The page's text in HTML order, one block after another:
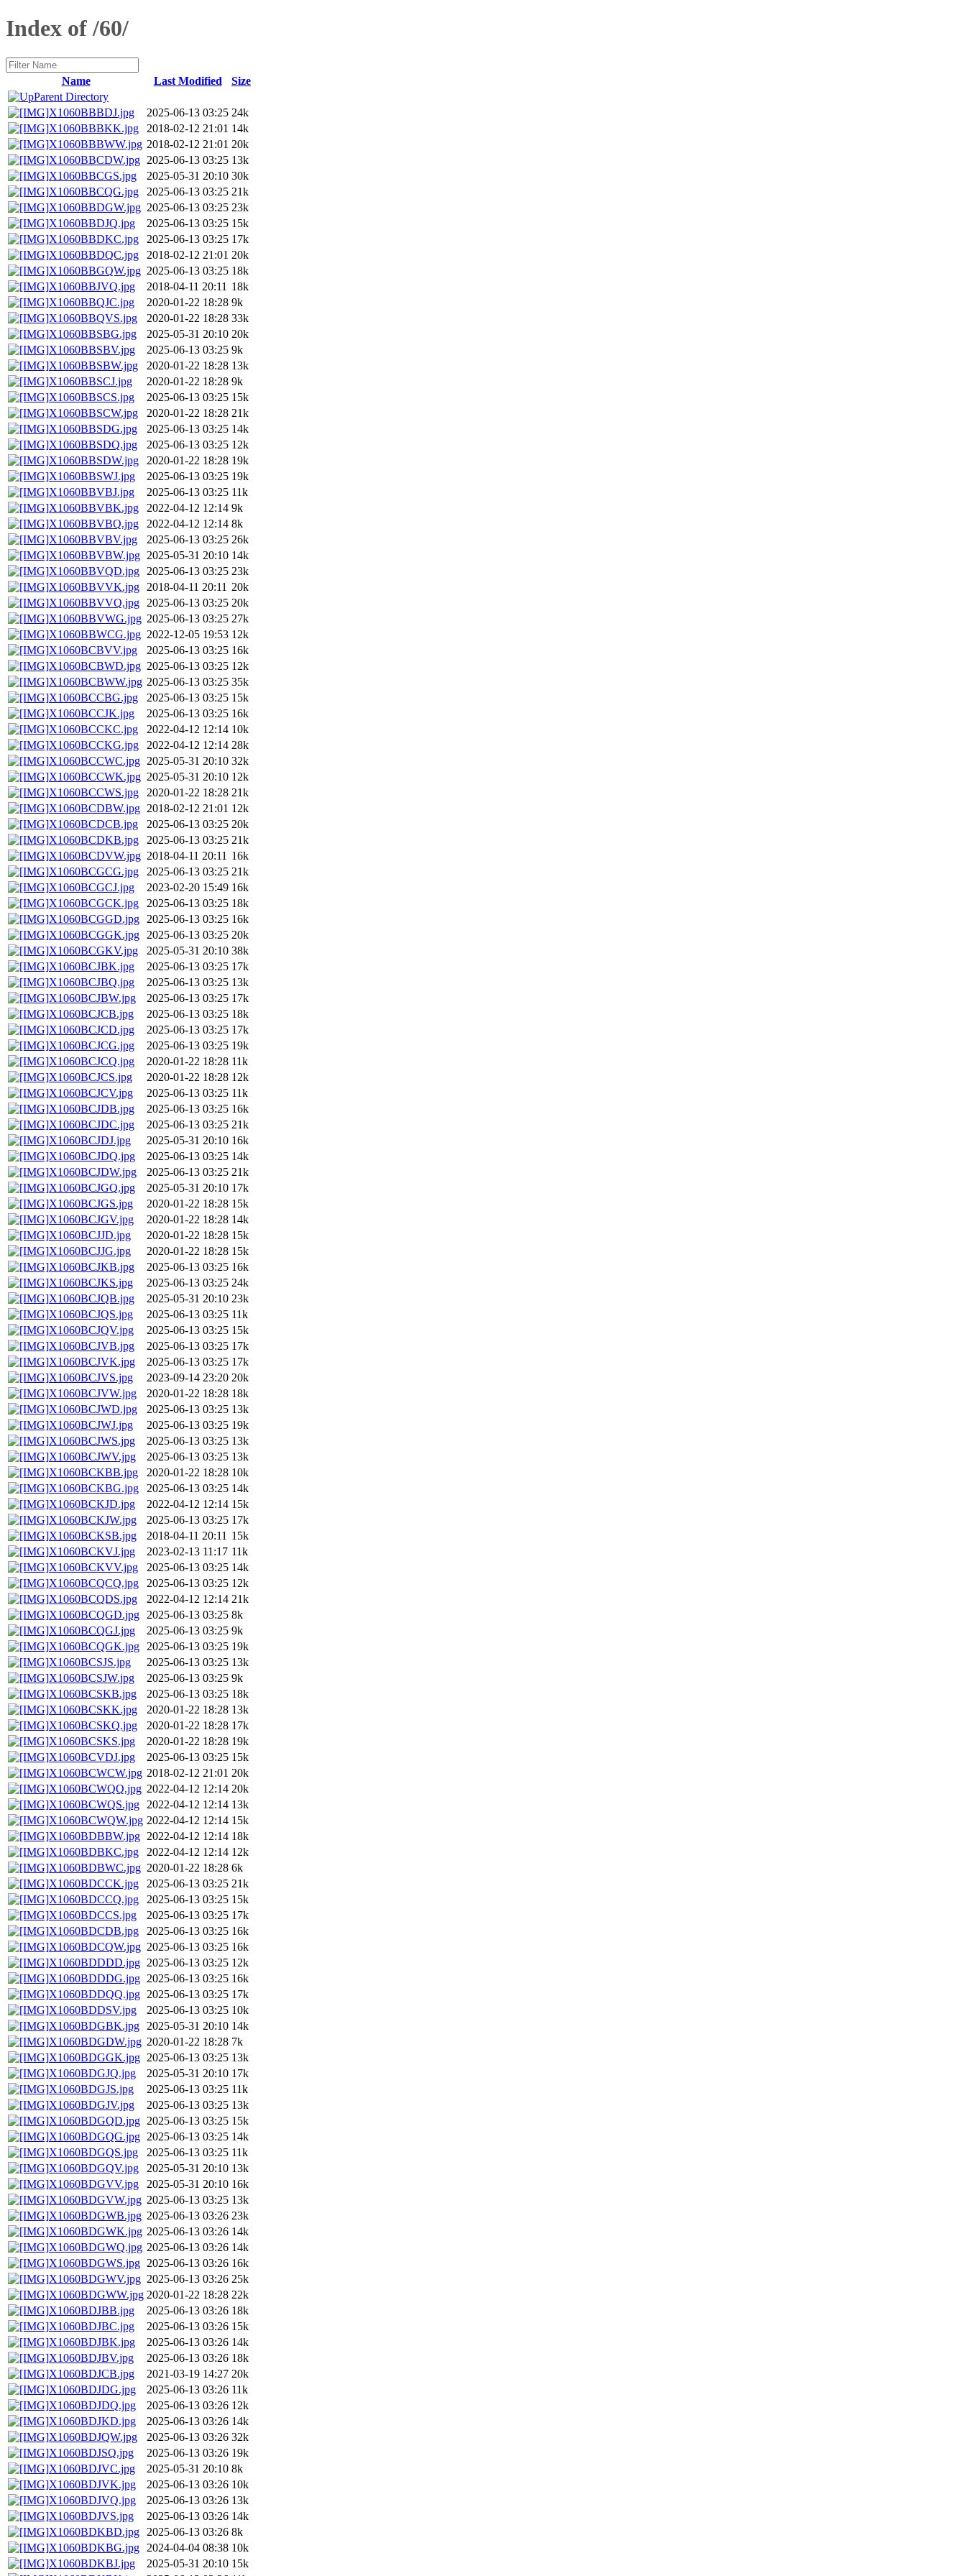
Index of /60/
Name Last Modified
Size
Parent Directory
X1060BBBDJ.jpg
2025-06-13 03:25 24k
X1060BBBKK.jpg
2018-02-12 21:01 14k
X1060BBBWW.jpg 2018-02-12 21:01 20k
X1060BBCDW.jpg 2025-06-13 03:25 13k
X1060BBCGS.jpg
2025-05-31 20:10 30k
X1060BBCQG.jpg
2025-06-13 03:25 21k
X1060BBDGW.jpg 2025-06-13 03:25 23k
X1060BBDJQ.jpg
2025-06-13 03:25 15k
X1060BBDKC.jpg
2025-06-13 03:25 17k
X1060BBDQC.jpg
2018-02-12 21:01 20k
X1060BBGQW.jpg 2025-06-13 03:25 18k
X1060BBJVQ.jpg
2018-04-11 20:11 18k
X1060BBQJC.jpg
2020-01-22 18:28 9k
X1060BBQVS.jpg
2020-01-22 18:28 33k
X1060BBSBG.jpg
2025-05-31 20:10 20k
X1060BBSBV.jpg
2025-06-13 03:25 9k
X1060BBSBW.jpg
2020-01-22 18:28 13k
X1060BBSCJ.jpg
2020-01-22 18:28 9k
X1060BBSCS.jpg
2025-06-13 03:25 15k
X1060BBSCW.jpg
2020-01-22 18:28 21k
X1060BBSDG.jpg
2025-06-13 03:25 14k
X1060BBSDQ.jpg
2025-06-13 03:25 12k
X1060BBSDW.jpg
2020-01-22 18:28 19k
X1060BBSWJ.jpg
2025-06-13 03:25 19k
X1060BBVBJ.jpg
2025-06-13 03:25 11k
X1060BBVBK.jpg
2022-04-12 12:14 9k
X1060BBVBQ.jpg
2022-04-12 12:14 8k
X1060BBVBV.jpg
2025-06-13 03:25 26k
X1060BBVBW.jpg 2025-05-31 20:10 14k
X1060BBVQD.jpg
2025-06-13 03:25 23k
X1060BBVVK.jpg
2018-04-11 20:11 20k
X1060BBVVQ.jpg
2025-06-13 03:25 20k
X1060BBVWG.jpg 2025-06-13 03:25 27k
X1060BBWCG.jpg 2022-12-05 19:53 12k
X1060BCBVV.jpg
2025-06-13 03:25 16k
X1060BCBWD.jpg 2025-06-13 03:25 12k
X1060BCBWW.jpg 2025-06-13 03:25 35k
X1060BCCBG.jpg
2025-06-13 03:25 15k
X1060BCCJK.jpg
2025-06-13 03:25 16k
X1060BCCKC.jpg
2022-04-12 12:14 10k
X1060BCCKG.jpg
2022-04-12 12:14 28k
X1060BCCWC.jpg 2025-05-31 20:10 32k
X1060BCCWK.jpg 2025-05-31 20:10 12k
X1060BCCWS.jpg
2020-01-22 18:28 21k
X1060BCDBW.jpg 2018-02-12 21:01 12k
X1060BCDCB.jpg
2025-06-13 03:25 20k
X1060BCDKB.jpg
2025-06-13 03:25 21k
X1060BCDVW.jpg 2018-04-11 20:11 16k
X1060BCGCG.jpg
2025-06-13 03:25 21k
X1060BCGCJ.jpg
2023-02-20 15:49 16k
X1060BCGCK.jpg
2025-06-13 03:25 18k
X1060BCGGD.jpg
2025-06-13 03:25 16k
X1060BCGGK.jpg
2025-06-13 03:25 20k
X1060BCGKV.jpg
2025-05-31 20:10 38k
X1060BCJBK.jpg
2025-06-13 03:25 17k
X1060BCJBQ.jpg
2025-06-13 03:25 13k
X1060BCJBW.jpg
2025-06-13 03:25 17k
X1060BCJCB.jpg
2025-06-13 03:25 18k
X1060BCJCD.jpg
2025-06-13 03:25 17k
X1060BCJCG.jpg
2025-06-13 03:25 19k
X1060BCJCQ.jpg
2020-01-22 18:28 11k
X1060BCJCS.jpg
2020-01-22 18:28 12k
X1060BCJCV.jpg
2025-06-13 03:25 11k
X1060BCJDB.jpg
2025-06-13 03:25 16k
X1060BCJDC.jpg
2025-06-13 03:25 21k
X1060BCJDJ.jpg
2025-05-31 20:10 16k
X1060BCJDQ.jpg
2025-06-13 03:25 14k
X1060BCJDW.jpg
2025-06-13 03:25 21k
X1060BCJGQ.jpg
2025-05-31 20:10 17k
X1060BCJGS.jpg
2020-01-22 18:28 15k
X1060BCJGV.jpg
2020-01-22 18:28 14k
X1060BCJJD.jpg
2020-01-22 18:28 15k
X1060BCJJG.jpg
2020-01-22 18:28 15k
X1060BCJKB.jpg
2025-06-13 03:25 16k
X1060BCJKS.jpg
2025-06-13 03:25 24k
X1060BCJQB.jpg
2025-05-31 20:10 23k
X1060BCJQS.jpg
2025-06-13 03:25 11k
X1060BCJQV.jpg
2025-06-13 03:25 15k
X1060BCJVB.jpg
2025-06-13 03:25 17k
X1060BCJVK.jpg
2025-06-13 03:25 17k
X1060BCJVS.jpg
2023-09-14 23:20 20k
X1060BCJVW.jpg
2020-01-22 18:28 18k
X1060BCJWD.jpg
2025-06-13 03:25 13k
X1060BCJWJ.jpg
2025-06-13 03:25 19k
X1060BCJWS.jpg
2025-06-13 03:25 13k
X1060BCJWV.jpg
2025-06-13 03:25 13k
X1060BCKBB.jpg
2020-01-22 18:28 10k
X1060BCKBG.jpg
2025-06-13 03:25 14k
X1060BCKJD.jpg
2022-04-12 12:14 15k
X1060BCKJW.jpg
2025-06-13 03:25 17k
X1060BCKSB.jpg
2018-04-11 20:11 15k
X1060BCKVJ.jpg
2023-02-13 11:17 11k
X1060BCKVV.jpg
2025-06-13 03:25 14k
X1060BCQCQ.jpg
2025-06-13 03:25 12k
X1060BCQDS.jpg
2022-04-12 12:14 21k
X1060BCQGD.jpg
2025-06-13 03:25 8k
X1060BCQGJ.jpg
2025-06-13 03:25 9k
X1060BCQGK.jpg
2025-06-13 03:25 19k
X1060BCSJS.jpg
2025-06-13 03:25 13k
X1060BCSJW.jpg
2025-06-13 03:25 9k
X1060BCSKB.jpg
2025-06-13 03:25 18k
X1060BCSKK.jpg
2020-01-22 18:28 13k
X1060BCSKQ.jpg
2020-01-22 18:28 17k
X1060BCSKS.jpg
2020-01-22 18:28 19k
X1060BCVDJ.jpg
2025-06-13 03:25 15k
X1060BCWCW.jpg 2018-02-12 21:01 20k
X1060BCWQQ.jpg 2022-04-12 12:14 20k
X1060BCWQS.jpg
2022-04-12 12:14 13k
X1060BCWQW.jpg 2022-04-12 12:14 15k
X1060BDBBW.jpg 2022-04-12 12:14 18k
X1060BDBKC.jpg
2022-04-12 12:14 12k
X1060BDBWC.jpg 2020-01-22 18:28 6k
X1060BDCCK.jpg
2025-06-13 03:25 21k
X1060BDCCQ.jpg
2025-06-13 03:25 15k
X1060BDCCS.jpg
2025-06-13 03:25 17k
X1060BDCDB.jpg
2025-06-13 03:25 16k
X1060BDCQW.jpg 2025-06-13 03:25 16k
X1060BDDDD.jpg 2025-06-13 03:25 12k
X1060BDDDG.jpg 2025-06-13 03:25 16k
X1060BDDQQ.jpg 2025-06-13 03:25 17k
X1060BDDSV.jpg
2025-06-13 03:25 10k
X1060BDGBK.jpg
2025-05-31 20:10 14k
X1060BDGDW.jpg 2020-01-22 18:28 7k
X1060BDGGK.jpg 2025-06-13 03:25 13k
X1060BDGJQ.jpg
2025-05-31 20:10 17k
X1060BDGJS.jpg
2025-06-13 03:25 11k
X1060BDGJV.jpg
2025-06-13 03:25 13k
X1060BDGQD.jpg 2025-06-13 03:25 15k
X1060BDGQG.jpg 2025-06-13 03:25 14k
X1060BDGQS.jpg
2025-06-13 03:25 11k
X1060BDGQV.jpg
2025-05-31 20:10 13k
X1060BDGVV.jpg
2025-05-31 20:10 16k
X1060BDGVW.jpg 2025-06-13 03:25 13k
X1060BDGWB.jpg 2025-06-13 03:26 23k
X1060BDGWK.jpg 2025-06-13 03:26 14k
X1060BDGWQ.jpg 2025-06-13 03:26 14k
X1060BDGWS.jpg 2025-06-13 03:26 16k
X1060BDGWV.jpg 2025-06-13 03:26 25k
X1060BDGWW.jpg 2020-01-22 18:28 22k
X1060BDJBB.jpg
2025-06-13 03:26 18k
X1060BDJBC.jpg
2025-06-13 03:26 15k
X1060BDJBK.jpg
2025-06-13 03:26 14k
X1060BDJBV.jpg
2025-06-13 03:26 18k
X1060BDJCB.jpg
2021-03-19 14:27 20k
X1060BDJDG.jpg
2025-06-13 03:26 11k
X1060BDJDQ.jpg
2025-06-13 03:26 12k
X1060BDJKD.jpg
2025-06-13 03:26 14k
X1060BDJQW.jpg
2025-06-13 03:26 32k
X1060BDJSQ.jpg
2025-06-13 03:26 19k
X1060BDJVC.jpg
2025-05-31 20:10 8k
X1060BDJVK.jpg
2025-06-13 03:26 10k
X1060BDJVQ.jpg
2025-06-13 03:26 13k
X1060BDJVS.jpg
2025-06-13 03:26 14k
X1060BDKBD.jpg
2025-06-13 03:26 8k
X1060BDKBG.jpg
2024-04-04 08:38 10k
X1060BDKBJ.jpg
2025-05-31 20:10 15k